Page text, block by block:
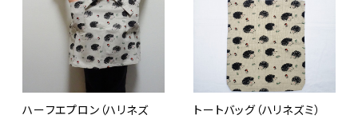
ハーフエプロン（ハリネズ
トートバッグ（ハリネズミ）